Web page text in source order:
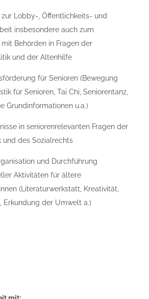
zur Lobby-, Öffentlichkeits- und
insbesondere auch zum
Behörden in Fragen der
und der Altenhilfe
für Senioren (Bewegung
für Senioren, Tai Chi, Seniorentanz,
Grundinformationen u.a.)
in seniorenrelevanten Fragen der
und des Sozialrechts
und Durchführung
Aktivitäten für ältere
(Literaturwerkstatt, Kreativität,
Erkundung der Umwelt a.)